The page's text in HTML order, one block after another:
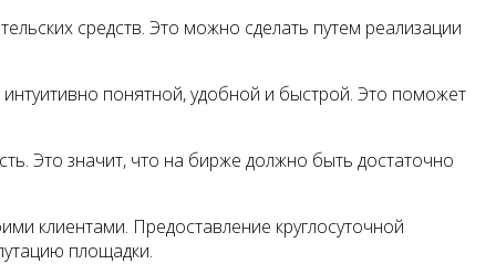
средств. Это можно сделать путем реализации
понятной, удобной и быстрой. Это поможет
Это значит, что на бирже должно быть достаточно
клиентами. Предоставление круглосуточной
площадки.